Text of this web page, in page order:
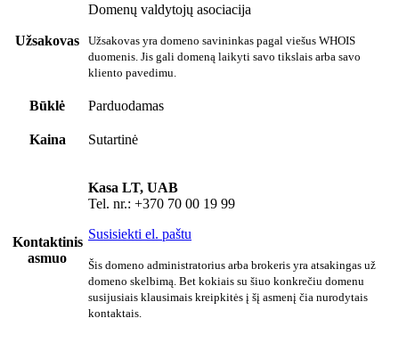
Užsakovas
Domenų valdytojų asociacija
Užsakovas yra domeno savininkas pagal viešus WHOIS
duomenis. Jis gali domeną laikyti savo tikslais arba savo
kliento pavedimu.
Būklė Parduodamas
Kaina Sutartinė
Kontaktinis
asmuo
Kasa LT, UAB
Tel. nr.: +370 70 00 19 99
Susisiekti el. paštu
Šis domeno administratorius arba brokeris yra atsakingas už
domeno skelbimą. Bet kokiais su šiuo konkrečiu domenu
susijusiais klausimais kreipkitės į šį asmenį čia nurodytais
kontaktais.